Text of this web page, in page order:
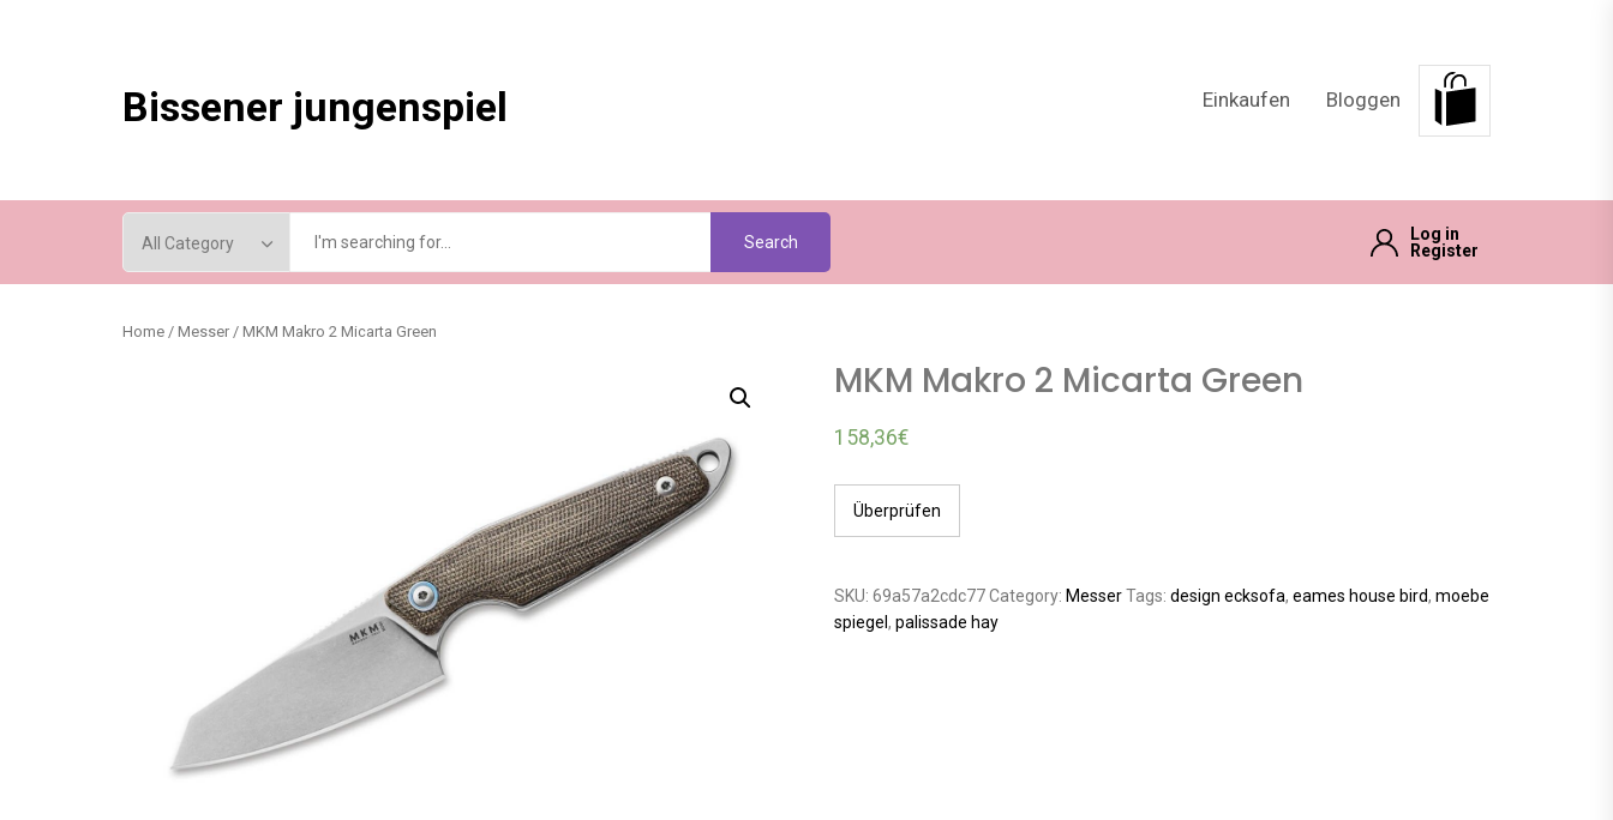
Bissener jungenspiel Einkaufen Bloggen
Search
Log in
Register
Home / Messer / MKM Makro 2 Micarta Green
MKM Makro 2 Micarta Green
158,36€
Überprüfen
SKU: 69a57a2cdc77Category: MesserTags: design ecksofa, eames house bird, moebe
spiegel , palissade hay